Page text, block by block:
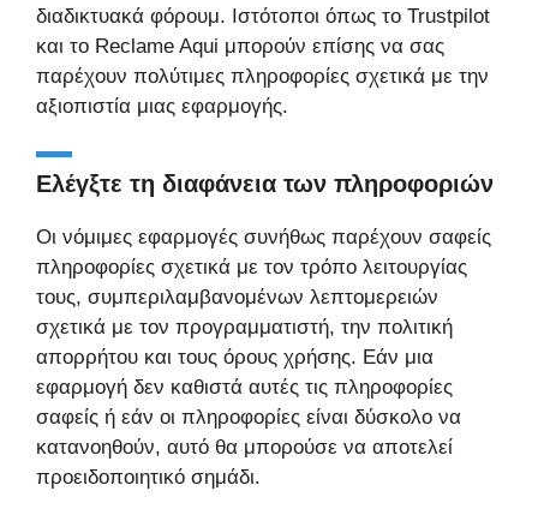
διαδικτυακά φόρουμ. Ιστότοποι όπως το Trustpilot
και το Reclame Aqui μπορούν επίσης να σας
παρέχουν πολύτιμες πληροφορίες σχετικά με την
αξιοπιστία μιας εφαρμογής.
Ελέγξτε τη διαφάνεια των πληροφοριών
Οι νόμιμες εφαρμογές συνήθως παρέχουν σαφείς
πληροφορίες σχετικά με τον τρόπο λειτουργίας
τους, συμπεριλαμβανομένων λεπτομερειών
σχετικά με τον προγραμματιστή, την πολιτική
απορρήτου και τους όρους χρήσης. Εάν μια
εφαρμογή δεν καθιστά αυτές τις πληροφορίες
σαφείς ή εάν οι πληροφορίες είναι δύσκολο να
κατανοηθούν, αυτό θα μπορούσε να αποτελεί
προειδοποιητικό σημάδι.